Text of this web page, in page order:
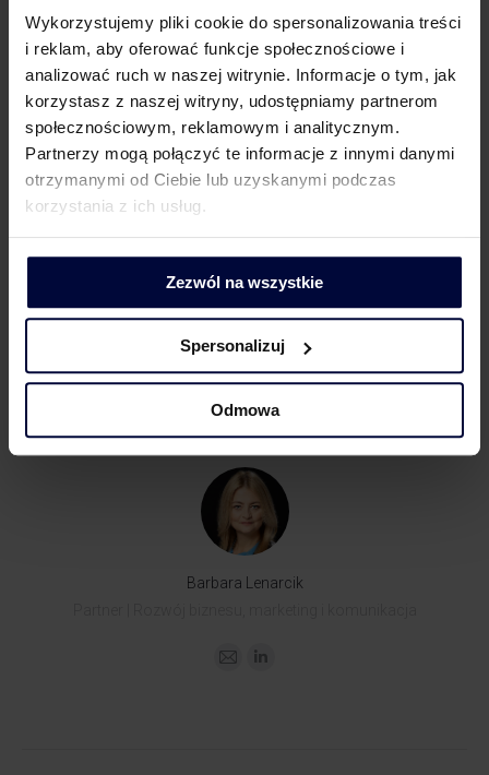
Wykorzystujemy pliki cookie do spersonalizowania treści
i reklam, aby oferować funkcje społecznościowe i
analizować ruch w naszej witrynie. Informacje o tym, jak
korzystasz z naszej witryny, udostępniamy partnerom
społecznościowym, reklamowym i analitycznym.
Partnerzy mogą połączyć te informacje z innymi danymi
otrzymanymi od Ciebie lub uzyskanymi podczas
korzystania z ich usług.
Zezwól na wszystkie
Spersonalizuj
Odmowa
wdrożenia. MDDP oferuje szerokie wsparcie w zakresie
GloBE dla polskich grup kapitałowych, jak i polskich
spółek zależnych funkcjonujących w międzynarodowych
grupach kapitałowych. Nasze doradztwo obejmuje
nie tylko pomoc w dostosowaniu procesów
oraz przeszkolenia pracowników, ale także
m.in. wsparcie w przygotowaniu danych i informacji,
kalkulację efektywnej stawki podatku czy określenie
#WIĘCEJ informacji na naszej stronie poświęconej GloBE
>>https://www.mddp.pl/globalny-podatek-minimalny/.
KONTAKT DLA KLIENTÓW
Barbara Lenarcik